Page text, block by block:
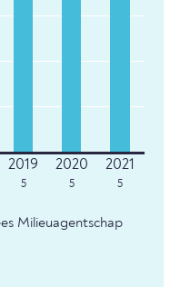
5 5 5
Milieuagentschap